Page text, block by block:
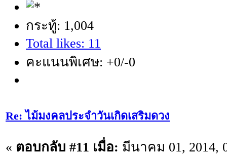
กระทู้: 1,004
Total likes: 11
คะแนนพิเศษ: +0/-0
Re: ไม้มงคลประจำวันเกิดเสริมดวง
« ตอบกลับ #11 เมื่อ: มีนาคม 01, 2014,